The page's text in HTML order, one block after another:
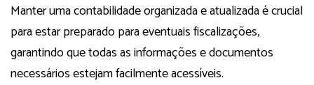
Manter uma contabilidade organizada e atualizada é crucial
para estar preparado para eventuais fiscalizações,
garantindo que todas as informações e documentos
necessários estejam facilmente acessíveis.